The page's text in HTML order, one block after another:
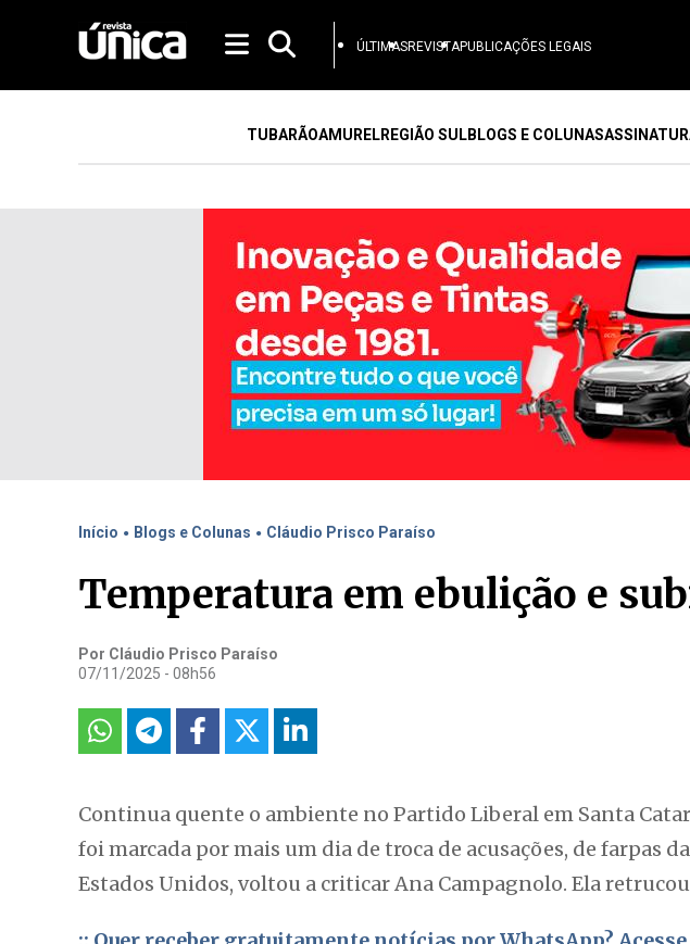
ÚLTIMASREVISTAPUBLICAÇÕES LEGAIS
TUBARÃOAMURELREGIÃO SULBLOGS E COLUNAS
Início . Blogs e Colunas . Cláudio Prisco Paraíso
Temperatura em ebulição e
Por Cláudio Prisco Paraíso
07/11/2025 - 08h56
Continua quente o ambiente no Partido Liberal em Santa
foi marcada por mais um dia de troca de acusações, de farpas
Estados Unidos, voltou a criticar Ana Campagnolo. Ela